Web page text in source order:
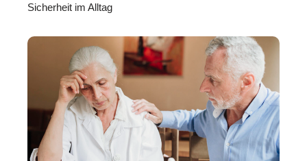
Sicherheit im Alltag